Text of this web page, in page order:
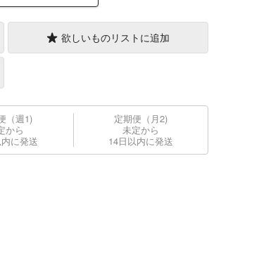
欲しいものリストに追加
（週1)
から
に発送
定期便（月2)
未定から
14日以内に発送